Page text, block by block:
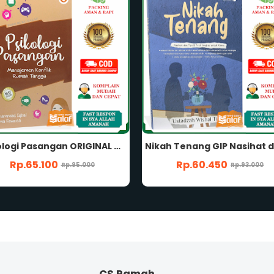
Nikah Tenang GIP Nasihat dan Tips & Trick Lengkap Untuk Pernikahan Kamu Karya Ustadzah Wishal Tiqah Penerbit Gema Insani Press
Rp.60.450 Rp.93.000 Rp.64.350 Rp.99.000